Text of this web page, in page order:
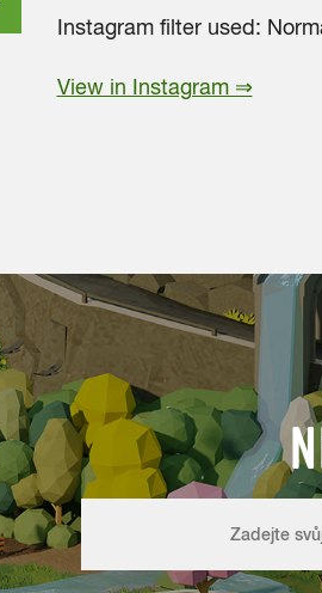
Instagram filter used:
View in Instagram ⇒